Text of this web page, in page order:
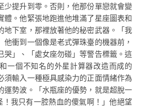
少提升到零。否則，他那份單戀就會變
體。他緊張地跑進他堆滿了星座圖表和
地下室，那裡放著他的秘密武器。「我
他衝到一個像是老式彈珠臺的機器前，
哭」、「處女座勿碰」等警告標籤。這
一個不知名的外星計算器改造而成的
須輸入一種極具感染力的正面情緒作為
運勢波。「水瓶座的優勢，就是超脫一
我只有一腔熱血的傻氣啊！」他絕望